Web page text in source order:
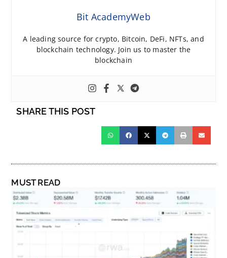
Bit AcademyWeb
A leading source for crypto, Bitcoin, DeFi, NFTs, and
blockchain technology. Join us to master the
blockchain
SHARE THIS POST
MUST READ